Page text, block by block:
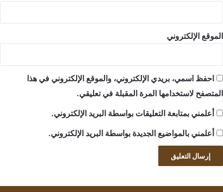
الموقع الإلكتروني
احفظ اسمي، بريدي الإلكتروني، والموقع الإلكتروني في هذا
المتصفح لاستخدامها المرة المقبلة في تعليقي.
أعلمني بمتابعة التعليقات بواسطة البريد الإلكتروني.
أعلمني بالمواضيع الجديدة بواسطة البريد الإلكتروني.